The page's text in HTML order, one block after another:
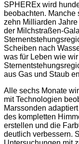
SPHEREx wird
beobachten. Manche
zehn Milliarden
der Milchstraßen-
Scheiben nach
was für Leben wie
aus Gas und Staub
Alle sechs Monate
mit Technologien
Marssonden
des kompletten
erstellen und die
deutlich verbessern.